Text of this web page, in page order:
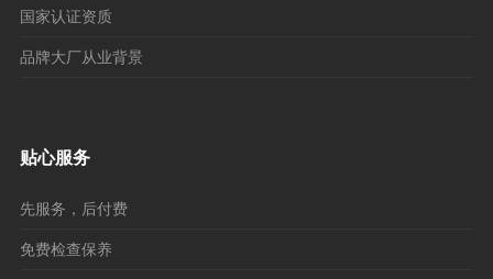
国家认证资质
品牌大厂从业背景
贴心服务
先服务，后付费
免费检查保养